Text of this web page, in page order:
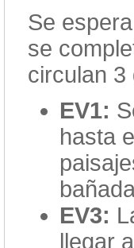
Se
se
circulan 3
EV1:
hasta
EV3:
llegar